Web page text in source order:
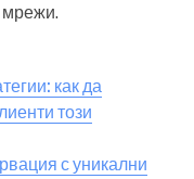
мрежи.
как да
този
с уникални